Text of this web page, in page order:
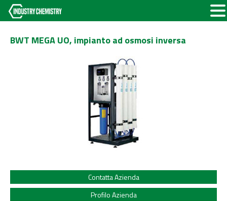
BWT MEGA UO, impianto ad osmosi inversa
Contatta Azienda
Profilo Azienda